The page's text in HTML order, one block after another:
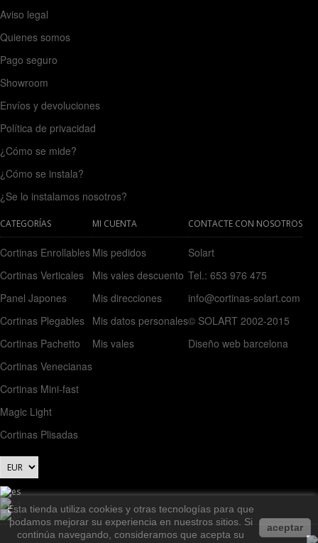
Aviso legal
Quienes somos
Pago seguro
Showroom
Envíos y devoluciones
Política de privacidad
¿Cómo se mide?
¿Cómo se instala?
¿Se lo instalamos nosotros?
CATEGORÍAS
Cortinas Enrollables
Cortinas Verticales
Panel Japones
Cortinas Plegables
Cortinas Pachetto
Cortinas Venecianas
Cortinas Mini-fast
Magic Light
Cortinas Plisadas
MI CUENTA
Mis pedidos
Mis vales descuento
Mis direcciones
Mis datos personales
Mis vales
CONTACTE CON NOSOTROS
Solart
Tel.: 653 976 475
info@cortinas-solart.com
© SOLART 2002-2015
Diseño web barcelona
Esta tienda utiliza cookies y otras tecnologías para que
podamos mejorar su experiencia en nuestros sitios. Si
continúa navegando, consideramos que acepta su
aceptar